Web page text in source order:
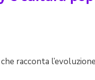
racconta